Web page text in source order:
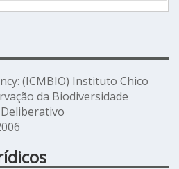
(ICMBIO) Instituto Chico
da Biodiversidade